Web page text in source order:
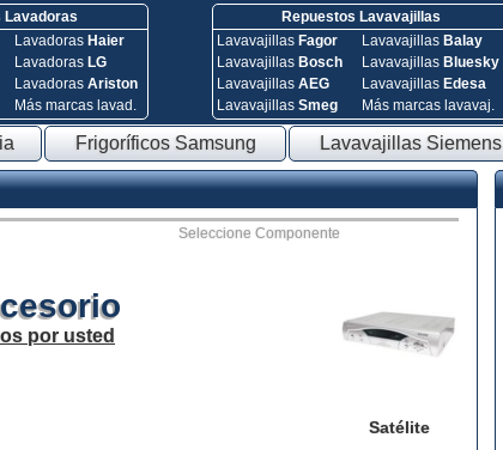
Lavadoras
Lavadoras Haier
Lavadoras LG
Lavadoras Ariston
Más marcas lavad.
Repuestos Lavavajillas
Lavavajillas Fagor
Lavavajillas Bosch
Lavavajillas AEG
Lavavajillas Smeg
Lavavajillas Balay
Lavavajillas Bluesky
Lavavajillas Edesa
Más marcas lavavaj.
Frigoríficos Samsung Lavavajillas Siemens
Seleccione Componente
Satélite
por usted